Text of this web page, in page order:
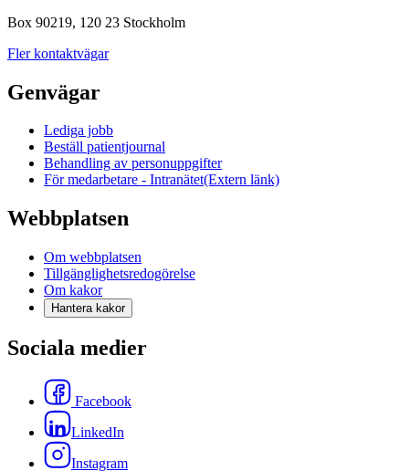
Box 90219, 120 23 Stockholm
Fler kontaktvägar
Genvägar
Lediga jobb
Beställ patientjournal
Behandling av personuppgifter
För medarbetare - Intranätet(Extern länk)
Webbplatsen
Om webbplatsen
Tillgänglighetsredogörelse
Om kakor
Hantera kakor
Sociala medier
Facebook
LinkedIn
Instagram